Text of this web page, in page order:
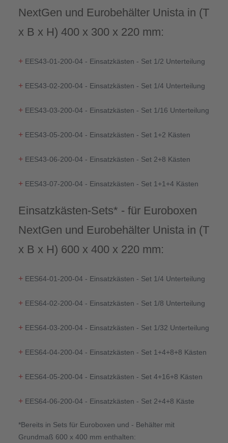
NextGen und Eurobehälter Unista in (T
x B x H) 400 x 300 x 220 mm:
+EES43-01-200-04 - Einsatzkästen - Set 1/2 Unterteilung
+EES43-02-200-04 - Einsatzkästen - Set 1/4 Unterteilung
+EES43-03-200-04 - Einsatzkästen - Set 1/16 Unterteilung
+EES43-05-200-04 - Einsatzkästen - Set 1+2 Kästen
+EES43-06-200-04 - Einsatzkästen - Set 2+8 Kästen
+EES43-07-200-04 - Einsatzkästen - Set 1+1+4 Kästen
Einsatzkästen-Sets* - für Euroboxen
NextGen und Eurobehälter Unista in (T
x B x H) 600 x 400 x 220 mm:
+EES64-01-200-04 - Einsatzkästen - Set 1/4 Unterteilung
+EES64-02-200-04 - Einsatzkästen - Set 1/8 Unterteilung
+EES64-03-200-04 - Einsatzkästen - Set 1/32 Unterteilung
+EES64-04-200-04 - Einsatzkästen - Set 1+4+8+8 Kästen
+EES64-05-200-04 - Einsatzkästen - Set 4+16+8 Kästen
+EES64-06-200-04 - Einsatzkästen - Set 2+4+8 Käste
*Bereits in Sets für Euroboxen und - Behälter mit
Grundmaß 600 x 400 mm enthalten: